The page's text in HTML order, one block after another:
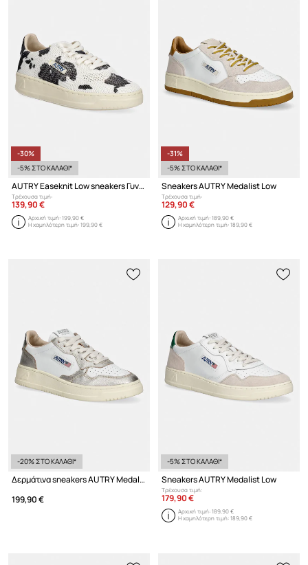
-30%
-5% ΣΤΟ ΚΑΛΑΘΙ*
AUTRY Easeknit Low sneakers Γυναικεία
Τρέχουσα τιμή:
139,90 €
Αρχική τιμή:199,90 €
Η χαμηλότερη τιμή:199,90 €
-31%
-5% ΣΤΟ ΚΑΛΑΘΙ*
Sneakers AUTRY Medalist Low
Τρέχουσα τιμή:
129,90 €
Αρχική τιμή:189,90 €
Η χαμηλότερη τιμή:189,90 €
-20% ΣΤΟ ΚΑΛΑΘΙ*
Δερμάτινα sneakers AUTRY Medalist Low
199,90 €
-5% ΣΤΟ ΚΑΛΑΘΙ*
Sneakers AUTRY Medalist Low
Τρέχουσα τιμή:
179,90 €
Αρχική τιμή:189,90 €
Η χαμηλότερη τιμή:189,90 €